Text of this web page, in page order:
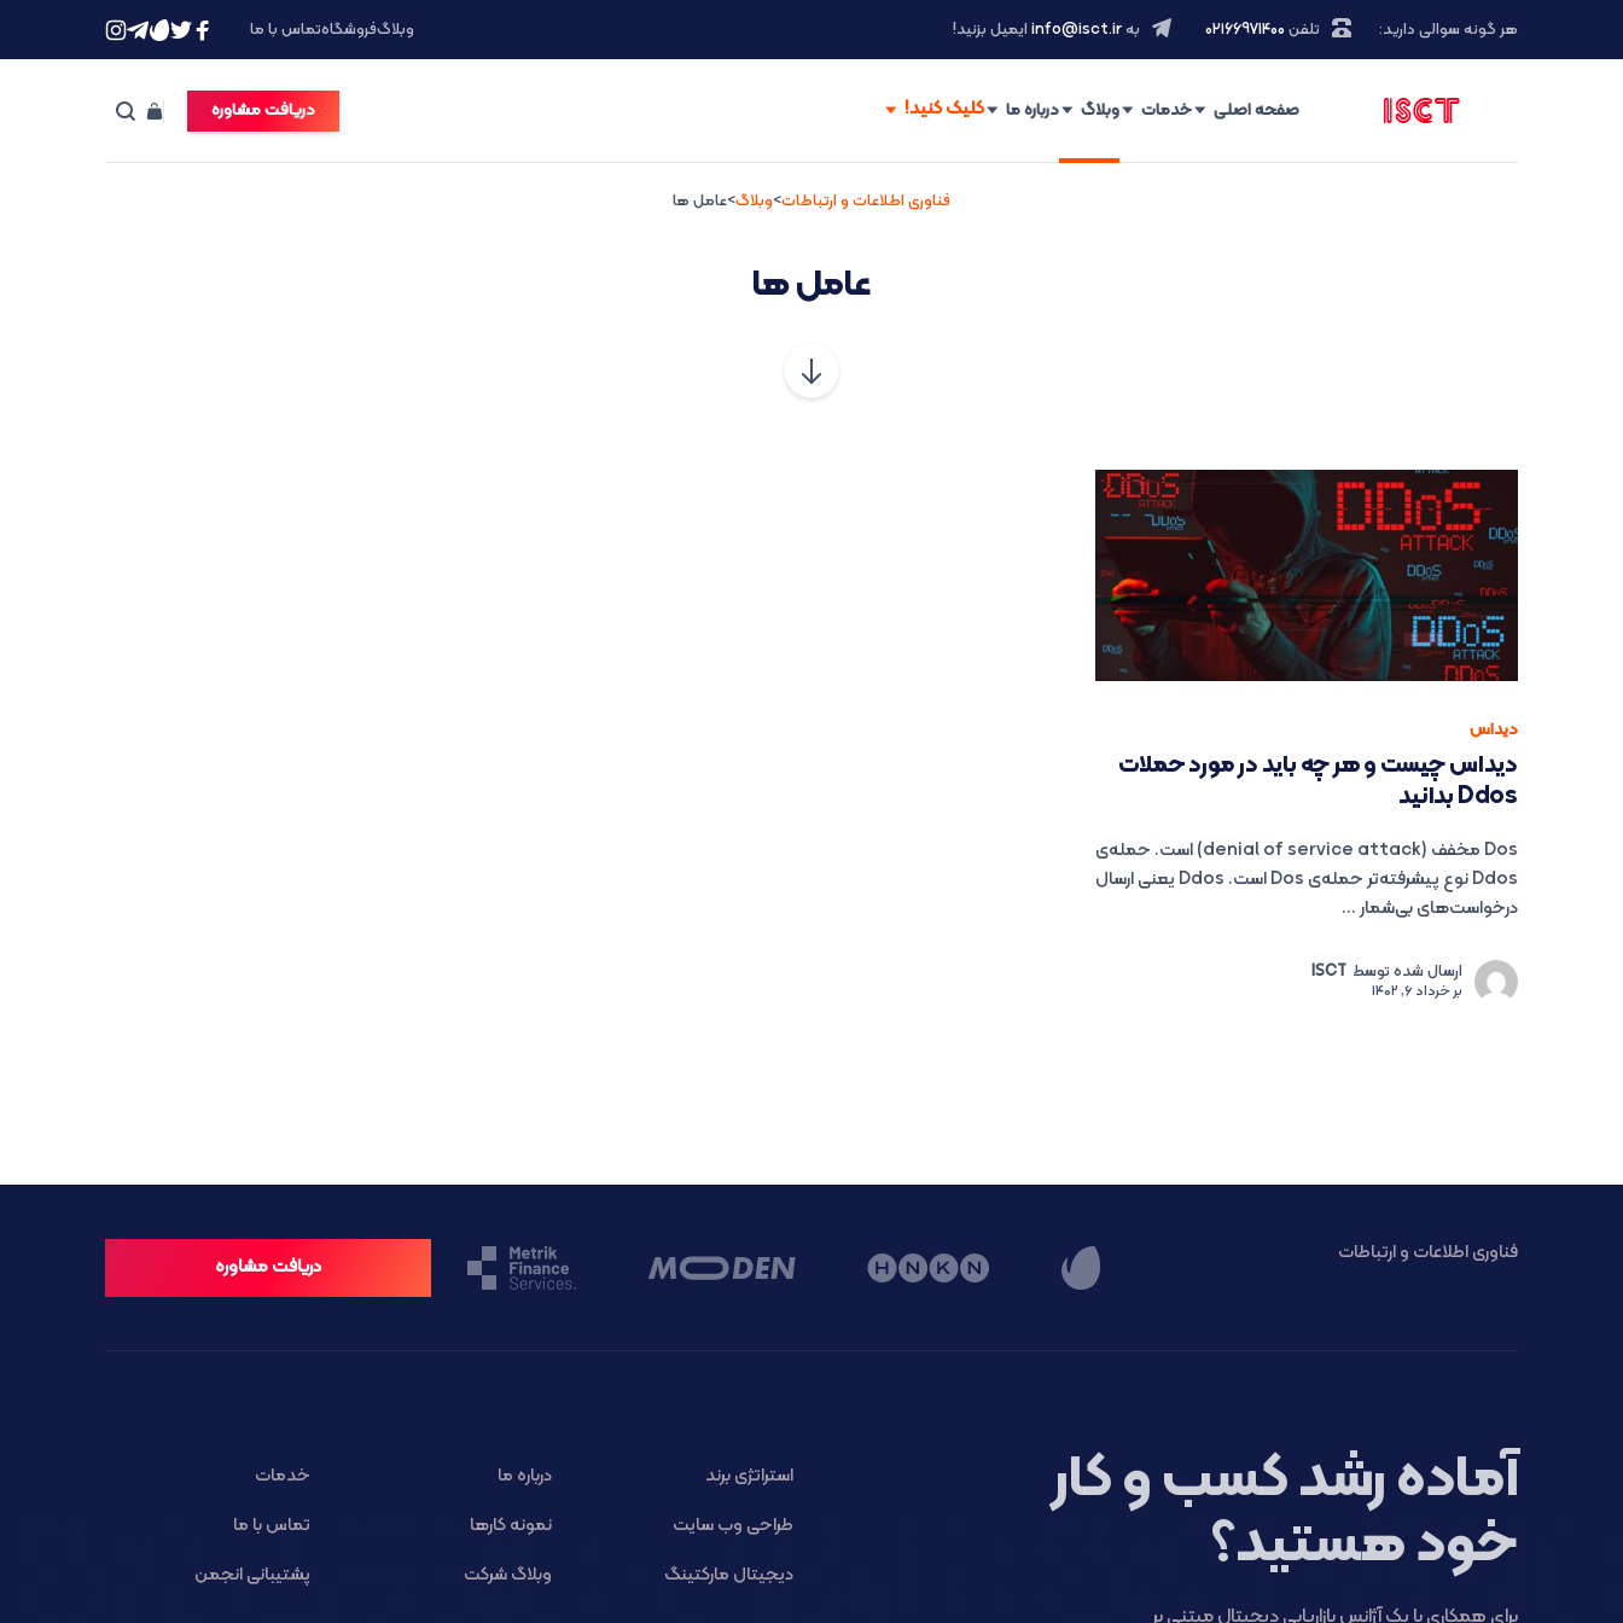
هر گونه سوالی دارید: تلفن ۰۲۱66971400 بهinfo@isct.ir ایمیل بزنید! وبلاگفروشگاهتماس با ما
صفحه اصلی خدمات وبلاگ درباره ما دریافت مشاوره
فناوری اطلاعات و ارتباطات>وبلاگ>عامل ها
عامل ها
دیداس
دیداس چیست و هر چه باید در مورد حملات
Ddos بدانید
Dos مخفف (denial of service attack) است. حمله‌ی
Ddos نوع پیشرفته‌تر حمله‌ی Dos است. Ddos یعنی ارسال
درخواست‌های بی‌شمار ...
ارسال شده توسط ISCT
برخرداد 6, 1402
فناوری اطلاعات و ارتباطات
دریافت مشاوره
آماده رشد کسب و کار
خود هستید؟
برای همکاری با یک آژانس بازاریابی دیجیتال مبتنی بر
استراتژی برند درباره ما
خدمات
طراحی وب سایت
نمونه کارها
تماس با ما
دیجیتال مارکتینگ
وبلاگ شرکت پشتیبانی انجمن